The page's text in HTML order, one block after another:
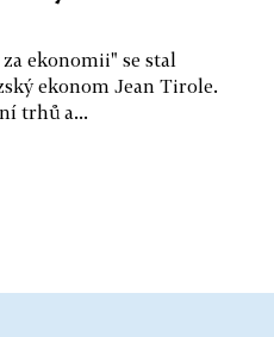
ekonomii" se stal
ekonom Jean Tirole.
trhů a...